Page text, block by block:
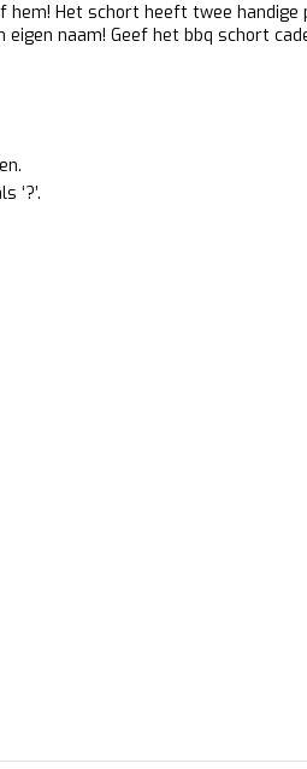
Het schort heeft twee
naam! Geef het bbq schort
‘?’.